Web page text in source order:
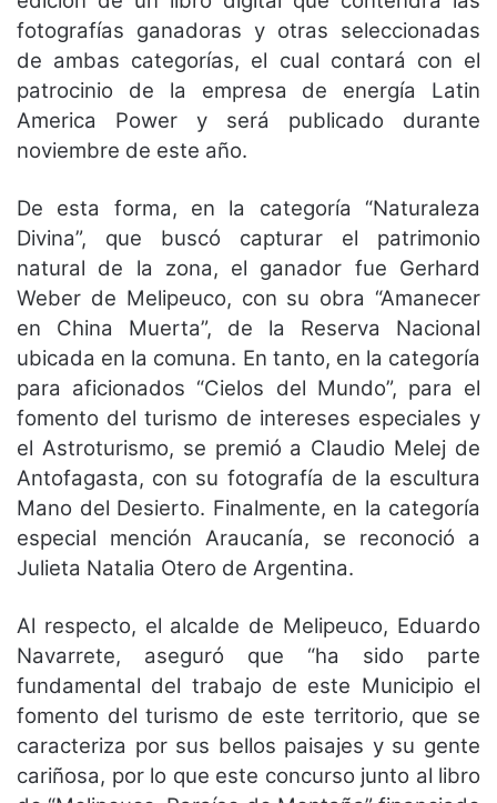
fotografías ganadoras y otras seleccionadas
de ambas categorías, el cual contará con el
patrocinio de la empresa de energía Latin
America Power y será publicado durante
noviembre de este año.
De esta forma, en la categoría “Naturaleza
Divina”, que buscó capturar el patrimonio
natural de la zona, el ganador fue Gerhard
Weber de Melipeuco, con su obra “Amanecer
en China Muerta”, de la Reserva Nacional
ubicada en la comuna. En tanto, en la categoría
para aficionados “Cielos del Mundo”, para el
fomento del turismo de intereses especiales y
el Astroturismo, se premió a Claudio Melej de
Antofagasta, con su fotografía de la escultura
Mano del Desierto. Finalmente, en la categoría
especial mención Araucanía, se reconoció a
Julieta Natalia Otero de Argentina.
Al respecto, el alcalde de Melipeuco, Eduardo
Navarrete, aseguró que “ha sido parte
fundamental del trabajo de este Municipio el
fomento del turismo de este territorio, que se
caracteriza por sus bellos paisajes y su gente
cariñosa, por lo que este concurso junto al libro